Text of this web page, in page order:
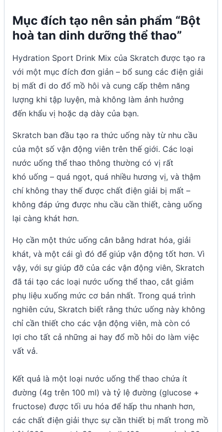
Mục đích tạo nên sản phẩm “Bột
hoà tan dinh dưỡng thể thao”
Hydration Sport Drink Mix của Skratch được tạo ra
với một mục đích đơn giản – bổ sung các điện giải
bị mất đi do đổ mồ hôi và cung cấp thêm năng
lượng khi tập luyện, mà không làm ảnh hưởng
đến khẩu vị hoặc dạ dày của bạn.
Skratch ban đầu tạo ra thức uống này từ nhu cầu
của một số vận động viên trên thế giới. Các loại
nước uống thể thao thông thường có vị rất
khó uống – quá ngọt, quá nhiều hương vị, và thậm
chí không thay thế được chất điện giải bị mất –
không đáp ứng được nhu cầu cần thiết, càng uống
lại càng khát hơn.
Họ cần một thức uống cân bằng hdrat hóa, giải
khát, và một cái gì đó để giúp vận động tốt hơn. Vì
vậy, với sự giúp đỡ của các vận động viên, Skratch
đã tái tạo các loại nước uống thể thao, cắt giảm
phụ liệu xuống mức cơ bản nhất. Trong quá trình
nghiên cứu, Skratch biết rằng thức uống này không
chỉ cần thiết cho các vận động viên, mà còn có
lợi cho tất cả những ai hay đổ mồ hôi do làm việc
vất vả.
Kết quả là một loại nước uống thể thao chứa ít
đường (4g trên 100 ml) và tỷ lệ đường (glucose +
fructose) được tối ưu hóa để hấp thu nhanh hơn,
các chất điện giải thực sự cần thiết bị mất trong mồ